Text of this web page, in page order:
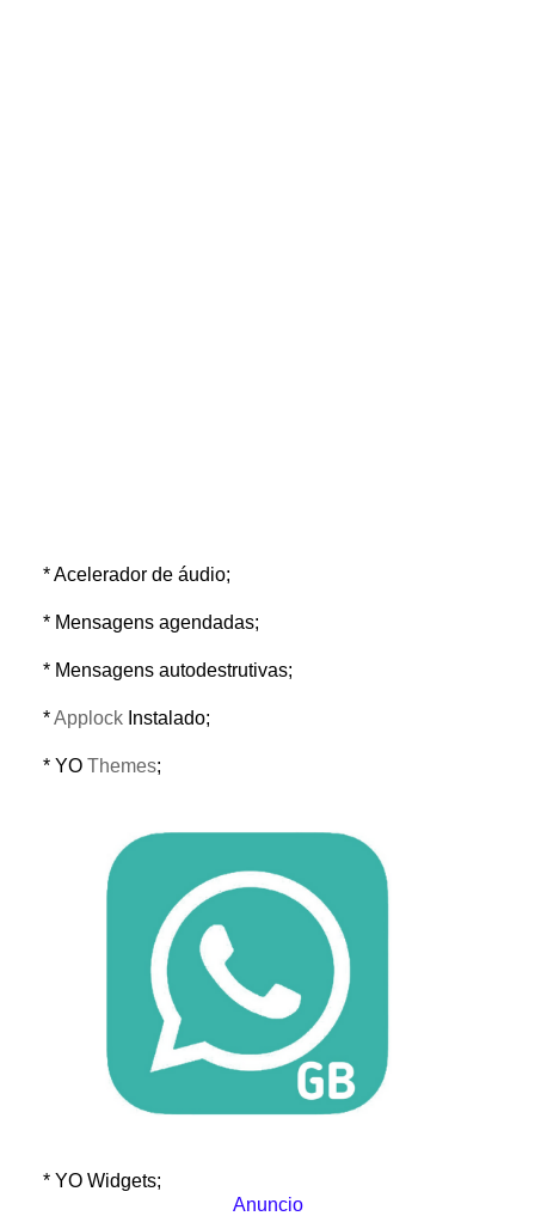
* Acelerador de áudio;
* Mensagens agendadas;
* Mensagens autodestrutivas;
*Applock Instalado;
* YO Themes;
* YO Widgets;
Anuncio